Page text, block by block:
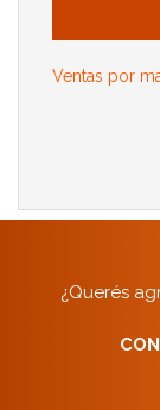
Ventas por
¿Querés